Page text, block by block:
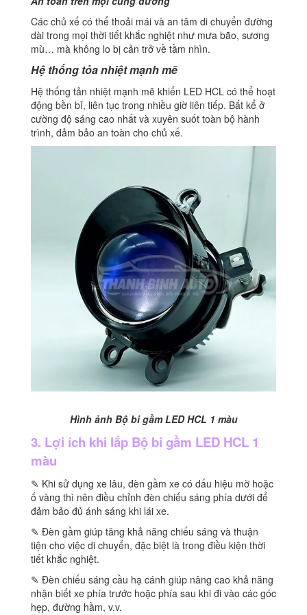
Các chủ xế có thể thoải mái và an tâm di chuyển đường
dài trong mọi thời tiết khắc nghiệt như mưa bão, sương
mù… mà không lo bị cản trở về tầm nhìn.
Hệ thống tỏa nhiệt mạnh mẽ
Hệ thống tản nhiệt mạnh mẽ khiến LED HCL có thể hoạt
động bền bỉ, liên tục trong nhiều giờ liên tiếp. Bất kể ở
cường độ sáng cao nhất và xuyên suốt toàn bộ hành
trình, đảm bảo an toàn cho chủ xế.
Hình ảnh Bộ bi gầm LED HCL 1 màu
3. Lợi ích khi lắp Bộ bi gầm LED HCL 1
màu
✎ Khi sử dụng xe lâu, đèn gầm xe có dấu hiệu mờ hoặc
ố vàng thì nên điều chỉnh đèn chiếu sáng phía dưới để
đảm bảo đủ ánh sáng khi lái xe.
✎ Đèn gầm giúp tăng khả năng chiếu sáng và thuận
tiện cho việc di chuyển, đặc biệt là trong điều kiện thời
tiết khắc nghiệt.
✎ Đèn chiếu sáng cầu hạ cánh giúp nâng cao khả năng
nhận biết xe phía trước hoặc phía sau khi đi vào các góc
hẹp, đường hầm, v.v.